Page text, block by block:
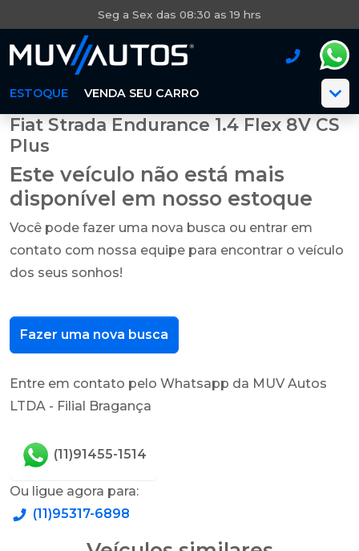
Seg a Sex das 08:30 as 19 hrs
ESTOQUE VENDA SEU CARRO
Fiat Strada Endurance 1.4 Flex 8V CS
Plus
Este veículo não está mais
disponível em nosso estoque
Você pode fazer uma nova busca ou entrar em
contato com nossa equipe para encontrar o veículo
dos seus sonhos!
Fazer uma nova busca
Entre em contato pelo Whatsapp da MUV Autos
LTDA - Filial Bragança
(11)91455-1514
Ou ligue agora para:
(11)95317-6898